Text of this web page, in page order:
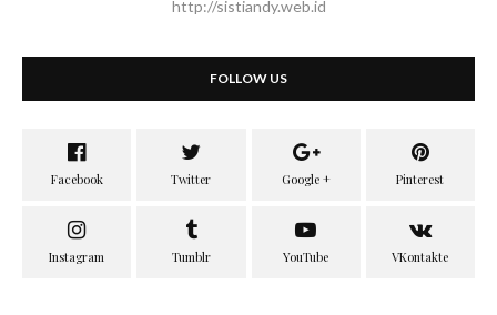
http://sistiandy.web.id
FOLLOW US